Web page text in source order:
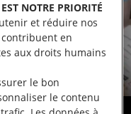
NOTRE PRIORITÉ
et réduire nos
en
aux droits humains
le bon
le contenu